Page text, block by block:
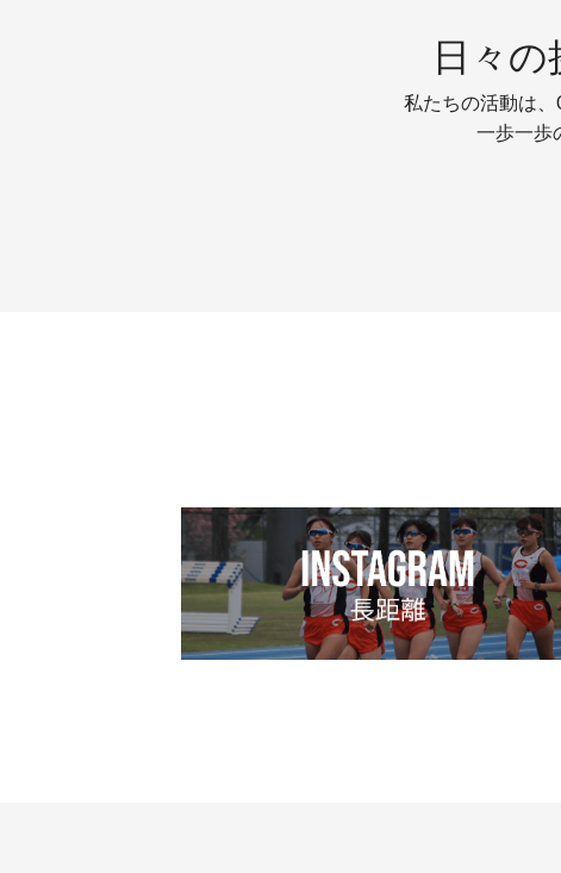
日々の
私たちの活動は、
一歩一歩